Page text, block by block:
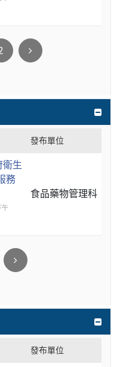
發布單位
衛生
務
午
食品藥物管理科
發布單位